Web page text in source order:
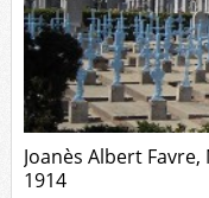
Joanès Albert
1914